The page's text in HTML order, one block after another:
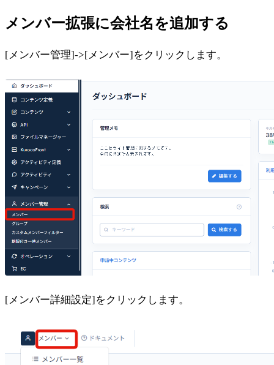
メンバー拡張に会社名を追加する
[メンバー管理]->[メンバー]をクリックします。
[メンバー詳細設定]をクリックします。